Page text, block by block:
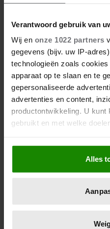
Verantwoord gebruik van
Wij en onze 1022 partners
gegevens (bijv. uw IP-
technologieën zoals
apparaat op te slaan en te
gepersonaliseerde
advertenties en content,
productontwikkeling. U kunt
gebruikt en met welke
Als u het toestaat, willen we
Informatie
locatie, die tot een paar
scannen op specifieke
verwerkt en stel uw
Alles